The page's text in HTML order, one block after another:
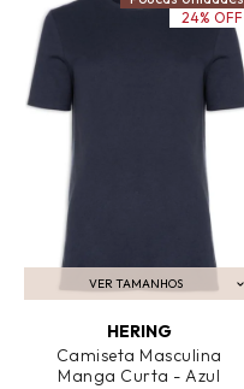
VER TAMANHOS
ADICIONAR AO CARRINHO
HERING
Camiseta Masculina
Manga Curta - Azul
24% OFF